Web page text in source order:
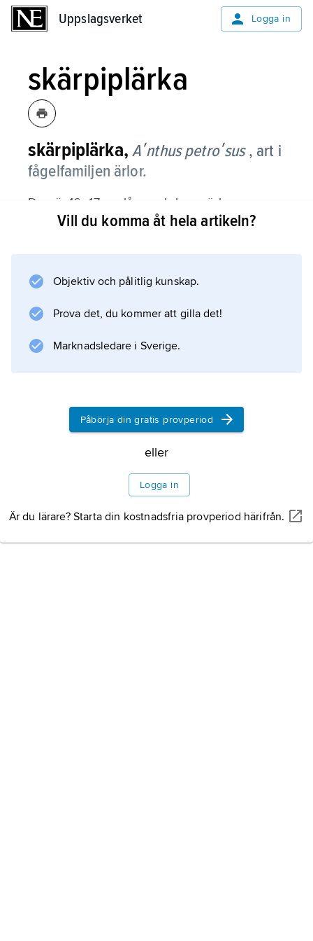
Uppslagsverket Logga in
skärpiplärka
skärpiplärka, Aʹnthus petroʹsus , art i
fågelfamiljen ärlor.
Den är 16–17 cm lång och har mörkare
ovansida än andra piplärkor, streckad
Sverige.
Information om artikeln
Vill du komma åt hela artikeln?
Objektiv och pålitlig kunskap.
Prova det, du kommer att gilla det!
Marknadsledare i Sverige.
Påbörja din gratis provperiod
eller
Logga in
Är du lärare? Starta din kostnadsfria provperiod härifrån.